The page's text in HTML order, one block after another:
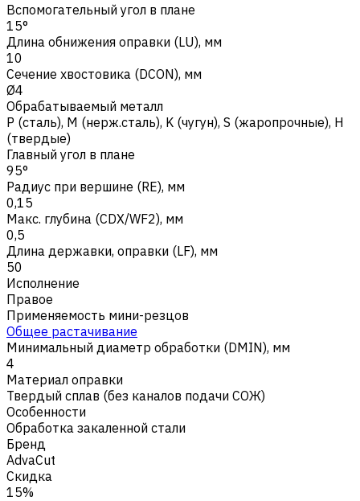
Вспомогательный угол в плане
15°
Длина обнижения оправки (LU), мм
10
Сечение хвостовика (DCON), мм
Ø4
Обрабатываемый металл
Р (сталь), M (нерж.сталь), K (чугун), S (жаропрочные), H
(твердые)
Главный угол в плане
95°
Радиус при вершине (RE), мм
0,15
Макс. глубина (CDX/WF2), мм
0,5
Длина державки, оправки (LF), мм
50
Исполнение
Правое
Применяемость мини-резцов
Общее растачивание
Минимальный диаметр обработки (DMIN), мм
4
Материал оправки
Твердый сплав (без каналов подачи СОЖ)
Особенности
Обработка закаленной стали
Бренд
AdvaCut
Скидка
15%